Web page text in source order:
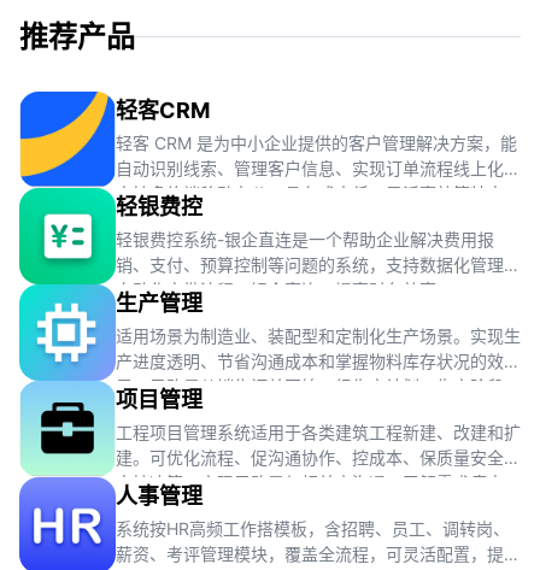
推荐产品
轻客CRM
轻客 CRM 是为中小企业提供的客户管理解决方案，能
自动识别线索、管理客户信息、实现订单流程线上化，
支持多终端移动办公，具有成本低、灵活高效等特点。
轻银费控
轻银费控系统-银企直连是一个帮助企业解决费用报
销、支付、预算控制等问题的系统，支持数据化管理、
自动化审批流程、银企直连，提高财务效率。
生产管理
适用场景为制造业、装配型和定制化生产场景。实现生
产进度透明、节省沟通成本和掌握物料库存状况的效
果。思路是从销售订单开始，经生产计划、生产阶段、
质量检验到库存管理，完成整个生产流程。
项目管理
工程项目管理系统适用于各类建筑工程新建、改建和扩
建。可优化流程、促沟通协作、控成本、保质量安全及
支持决策。实现思路是与相关方沟通，了解需求痛点，
收集整理数据，评估现有模式。
人事管理
系统按HR高频工作搭模板，含招聘、员工、调转岗、
薪资、考评管理模块，覆盖全流程，可灵活配置，提效